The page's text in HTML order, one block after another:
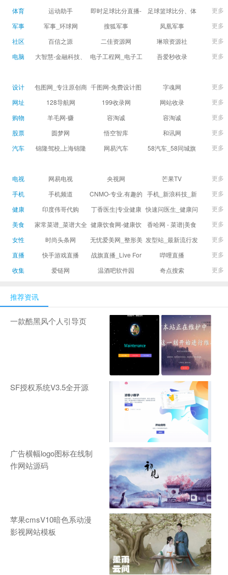
体育
运动助手
即时足球比分直播-
精准赛程赛果及角
足球篮球比分、体
育赛果直播|让足球
更多
军事
军事_环球网 搜狐军事 凤凰军事
更多
社区
百信之源 二佳资源网 琳琅资源社
更多
电脑
大智慧-金融科技、
据,投资理财,港股,期
货,股指期货,手机炒
股,股票软件,炒股软
件，免费炒股软
软件,证
电子工程网_电子工
吾爱秒收录
收录
更多
设计
包图网_专注原创商
用设计图片下载，
千图网-免费设计图
片素材网站-正版商
字魂网
更多
网址
128导航网 199收录网 网站收录
更多
购物
羊毛网-赚 容淘诚 容淘诚
更多
股票
圆梦网 悟空智库 和讯网
更多
汽车
锦隆驾校,上海锦隆
网易汽车
58汽车_58同城旗
更多
电视 网易电视 央视网 芒果TV
更多
手机
手机频道
CNMO-专业.有趣的
科技新媒体
手机_新浪科技_新
浪网
更多
健康
印度伟哥代购
丁香医生|专业健康
生活方式平台
快速问医生_健康问
题免费在线咨询专
更多
美食
家常菜谱_菜谱大全
_菜谱家常菜做法大
健康饮食网-健康饮
食食谱_健康饮食小
香哈网 - 菜谱|美食
菜谱|菜谱大全-学做
更多
女性
时尚头条网
LADYMAX.cn|国内
新闻并提供奢侈品
无忧爱美网_整形美
容门户
发型站_最新流行发
型设计发型图片与
更多
直播
快手游戏直播
战旗直播_Live For
Gamers丨天生爱
哔哩直播
更多
收集
爱链网 温酒吧软件园 奇点搜索 更多
推荐资讯
一款酷黑风个人引导页
SF授权系统V3.5全开源
广告横幅logo图标在线制
作网站源码
苹果cmsV10暗色系动漫
影视网站模板